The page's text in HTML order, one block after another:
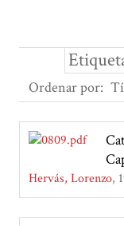
Ordenar por:
Hervás, Lorenzo